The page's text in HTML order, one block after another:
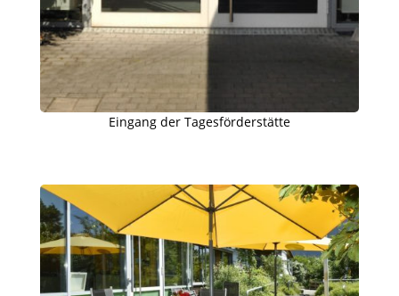
Eingang der Tagesförderstätte